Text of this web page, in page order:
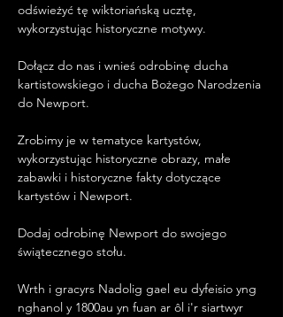
odświeżyć tę wiktoriańską ucztę,
wykorzystując historyczne motywy.
Dołącz do nas i wnieś odrobinę ducha
kartistowskiego i ducha Bożego Narodzenia
do Newport.
Zrobimy je w tematyce kartystów,
wykorzystując historyczne obrazy, małe
zabawki i historyczne fakty dotyczące
kartystów i Newport.
Dodaj odrobinę Newport do swojego
świątecznego stołu.
Wrth i gracyrs Nadolig gael eu dyfeisio yng
nghanol y 1800au yn fuan ar ôl i'r siartwyr